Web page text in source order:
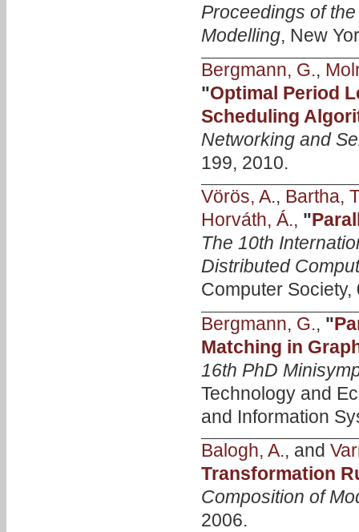
Proceedings of
Modelling, New
Bergmann, G.,
"Optimal Period
Scheduling
Networking and
199, 2010.
Vörös, A., Bartha,
Horváth, Á., "
The 10th
Distributed
Computer Society,
Bergmann, G., "
Matching in
16th PhD
Technology and
and Information
Balogh, A., and
Transformation
Composition of
2006.